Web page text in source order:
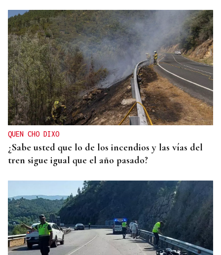
QUEN CHO DIXO
¿Sabe usted que lo de los incendios y las vías del
tren sigue igual que el año pasado?